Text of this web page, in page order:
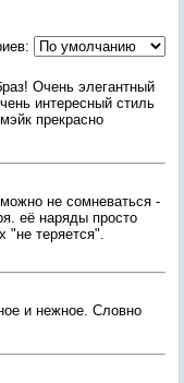
Очень элегантный
интересный стиль
прекрасно
не сомневаться -
её наряды просто
"не теряется".
и нежное. Словно